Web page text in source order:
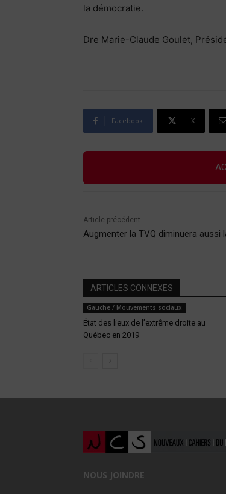
la démocratie.
Dre Marie-Claude Goulet,
Facebook X
Article précédent
Augmenter la TVQ diminuera aussi
ARTICLES CONNEXES
Gauche / Mouvements sociaux
État des lieux de l’extrême droite au
Québec en 2019
NOUS JOINDRE